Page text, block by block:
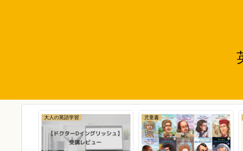
大人の英語学習 児童書